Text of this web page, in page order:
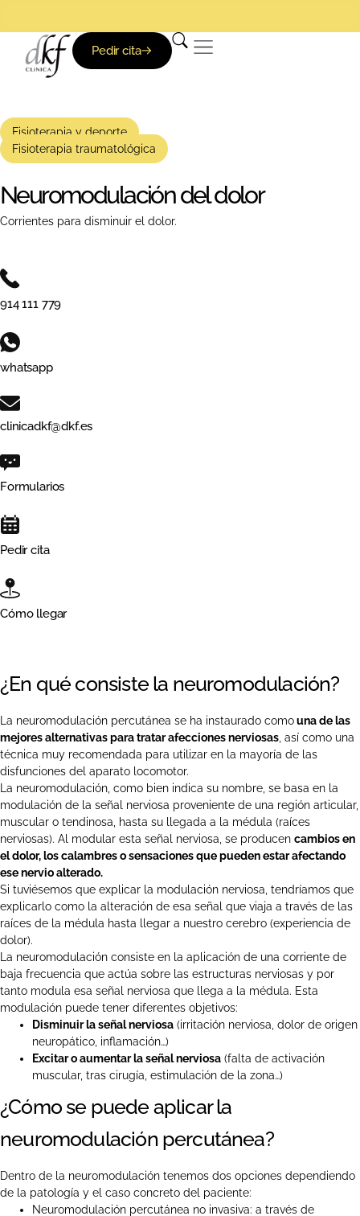
Pedir cita
Fisioterapia y deporte
Fisioterapia traumatológica
Neuromodulación del dolor
Corrientes para disminuir el dolor.
914 111 779
whatsapp
clinicadkf@dkf.es
Formularios
Pedir cita
Cómo llegar
¿En qué consiste la neuromodulación?
La neuromodulación percutánea se ha instaurado comouna de las
mejores alternativas para tratar afecciones nerviosas , así como una
técnica muy recomendada para utilizar en la mayoría de las
disfunciones del aparato locomotor.
La neuromodulación, como bien indica su nombre, se basa en la
modulación de la señal nerviosa proveniente de una región articular,
muscular o tendinosa, hasta su llegada a la médula (raíces
nerviosas). Al modular esta señal nerviosa, se producen cambios en
el dolor, los calambres o sensaciones que pueden estar afectando
ese nervio alterado.
Si tuviésemos que explicar la modulación nerviosa, tendríamos que
explicarlo como la alteración de esa señal que viaja a través de las
raíces de la médula hasta llegar a nuestro cerebro (experiencia de
dolor).
La neuromodulación consiste en la aplicación de una corriente de
baja frecuencia que actúa sobre las estructuras nerviosas y por
tanto modula esa señal nerviosa que llega a la médula. Esta
modulación puede tener diferentes objetivos:
Disminuir la señal nerviosa (irritación nerviosa, dolor de origen
neuropático, inflamación…)
Excitar o aumentar la señal nerviosa (falta de activación
muscular, tras cirugía, estimulación de la zona…)
¿Cómo se puede aplicar la
neuromodulación percutánea?
Dentro de la neuromodulación tenemos dos opciones dependiendo
de la patología y el caso concreto del paciente:
Neuromodulación percutánea no invasiva: a través de